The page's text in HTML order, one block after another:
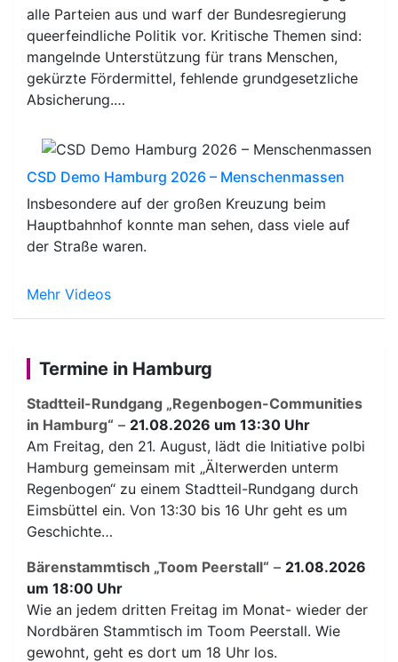
alle Parteien aus und warf der Bundesregierung
queerfeindliche Politik vor. Kritische Themen sind:
mangelnde Unterstützung für trans Menschen,
gekürzte Fördermittel, fehlende grundgesetzliche
Absicherung.…
CSD Demo Hamburg 2026 – Menschenmassen
Insbesondere auf der großen Kreuzung beim
Hauptbahnhof konnte man sehen, dass viele auf
der Straße waren.
Mehr Videos
Termine in Hamburg
Stadtteil-Rundgang „Regenbogen-Communities
in Hamburg“ – 21.08.2026 um 13:30 Uhr
Am Freitag, den 21. August, lädt die Initiative polbi
Hamburg gemeinsam mit „Älterwerden unterm
Regenbogen“ zu einem Stadtteil-Rundgang durch
Eimsbüttel ein. Von 13:30 bis 16 Uhr geht es um
Geschichte…
Bärenstammtisch „Toom Peerstall“ – 21.08.2026
um 18:00 Uhr
Wie an jedem dritten Freitag im Monat- wieder der
Nordbären Stammtisch im Toom Peerstall. Wie
gewohnt, geht es dort um 18 Uhr los.